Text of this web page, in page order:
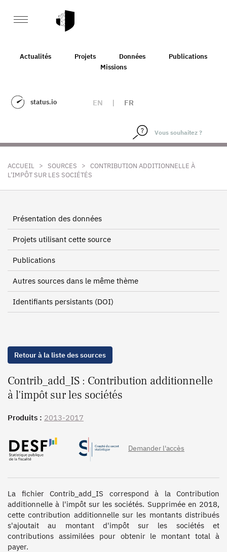
Actualités Projets Données
Publications
Missions
status.io EN | FR
ACCUEIL > SOURCES > CONTRIBUTION ADDITIONNELLE À
L'IMPÔT SUR LES SOCIÉTÉS
Présentation des données
Projets utilisant cette source
Publications
Autres sources dans le même thème
Identifiants persistants (DOI)
Retour à la liste des sources
Contrib_add_IS : Contribution additionnelle
à l'impôt sur les sociétés
Produits : 2013-2017
Demander l'accès
La fichier Contrib_add_IS correspond à la Contribution
additionnelle à l'impôt sur les sociétés. Supprimée en 2018,
cette contribution additionnelle sur les montants distribués
s'ajoutait au montant d'impôt sur les sociétés et
contributions assimilées pour obtenir le montant total à
payer.